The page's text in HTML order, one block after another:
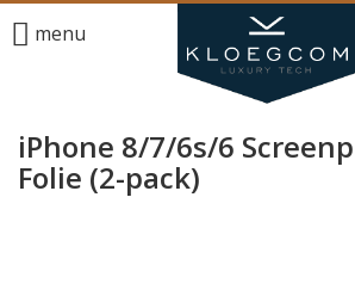
menu
iPhone 8/7/6s/6
Folie (2-pack)